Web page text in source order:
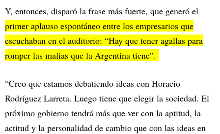
Y, entonces, disparó la frase más fuerte, que generó el
primer aplauso espontáneo entre los empresarios que
escuchaban en el auditorio: “Hay que tener agallas para
romper las mafias que la Argentina tiene”.
“Creo que estamos debatiendo ideas con Horacio
Rodríguez Larreta. Luego tiene que elegir la sociedad. El
próximo gobierno tendrá más que ver con la aptitud, la
actitud y la personalidad de cambio que con las ideas en